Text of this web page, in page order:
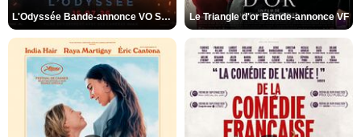
L'Odyssée Bande-annonce VO STFR Le Triangle d'or Bande-annonce VF